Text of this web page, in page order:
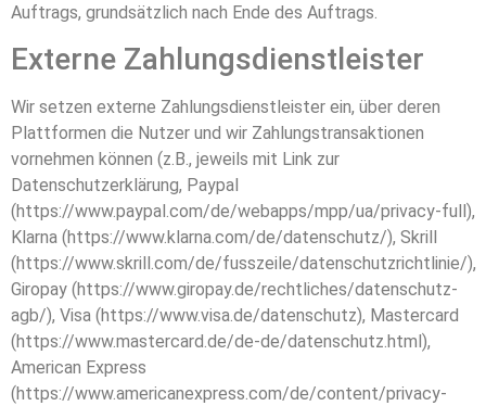
Auftrags, grundsätzlich nach Ende des Auftrags.
Externe Zahlungsdienstleister
Wir setzen externe Zahlungsdienstleister ein, über deren
Plattformen die Nutzer und wir Zahlungstransaktionen
vornehmen können (z.B., jeweils mit Link zur
Datenschutzerklärung, Paypal
(https://www.paypal.com/de/webapps/mpp/ua/privacy-full),
Klarna (https://www.klarna.com/de/datenschutz/), Skrill
(https://www.skrill.com/de/fusszeile/datenschutzrichtlinie/),
Giropay (https://www.giropay.de/rechtliches/datenschutz-
agb/), Visa (https://www.visa.de/datenschutz), Mastercard
(https://www.mastercard.de/de-de/datenschutz.html),
American Express
(https://www.americanexpress.com/de/content/privacy-